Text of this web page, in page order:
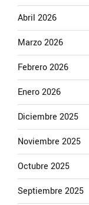
Abril 2026
Marzo 2026
Febrero 2026
Enero 2026
Diciembre 2025
Noviembre 2025
Octubre 2025
Septiembre 2025